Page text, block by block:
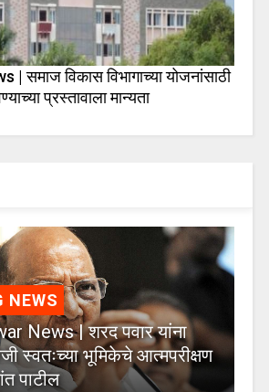
समाज विकास विभागाच्या योजनांसाठी
प्रस्तावाला मान्यता
NEWS
News | शरद पवार यांना
स्वतःच्या भूमिकेचे आत्मपरीक्षण
पाटील